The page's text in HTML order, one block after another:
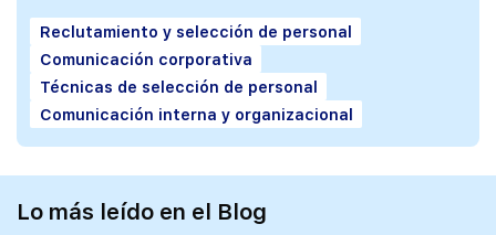
Reclutamiento y selección de personal
Comunicación corporativa
Técnicas de selección de personal
Comunicación interna y organizacional
Lo más leído en el Blog